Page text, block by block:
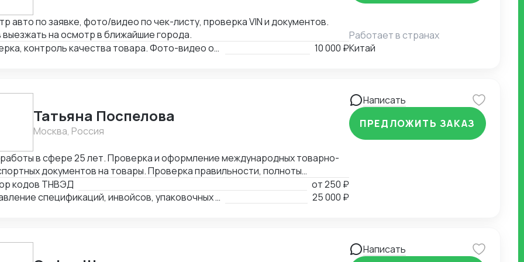
авто по заявке, фото/видео по чек-листу, проверка VIN и документов.
выезжать на осмотр в ближайшие города.
Проверка, контроль качества товара. Фото-видео отчет
10 000 ₽
Работает в странах
Китай
Татьяна Поспелова
Москва, Россия
в сфере 25 лет. Проверка и оформление международных товарно-
документов на товары. Проверка правильности, полноты
и комплектности перевозочных и сопроводительных документов.
кода товара (ТНВЭД). Выбор метода определения таможенной
кодов ТНВЭД от250 ₽
Составление спецификаций, инвойсов, упаковочных листов
25 000 ₽
Написать
ПРЕДЛОЖИТЬ ЗАКАЗ
Написать